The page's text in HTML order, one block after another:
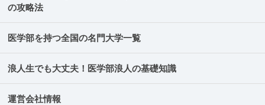
の攻略法
医学部を持つ全国の名門大学一覧
浪人生でも大丈夫！医学部浪人の基礎知識
運営会社情報